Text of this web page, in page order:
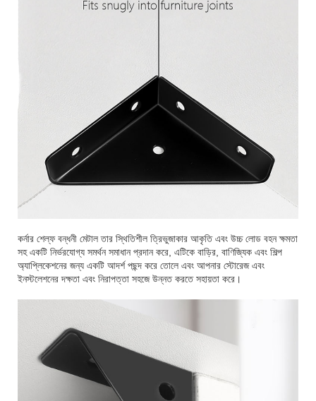
কর্নার শেল্ফ বন্ধনী মেটাল তার স্থিতিশীল ত্রিভুজাকার আকৃতি এবং উচ্চ লোড বহন ক্ষমতা
সহ একটি নির্ভরযোগ্য সমর্থন সমাধান প্রদান করে, এটিকে বাড়ির, বাণিজ্যিক এবং শিল্প
অ্যাপ্লিকেশনের জন্য একটি আদর্শ পছন্দ করে তোলে এবং আপনার স্টোরেজ এবং
ইনস্টলেশনের দক্ষতা এবং নিরাপত্তা সহজে উন্নত করতে সহায়তা করে।